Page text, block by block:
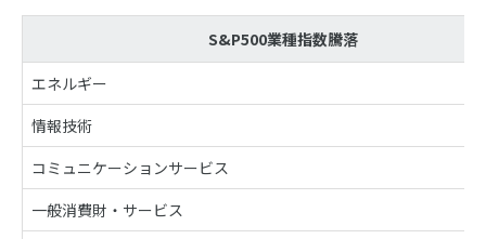
S&P500業種指数騰落
エネルギー
情報技術
コミュニケーションサービス
一般消費財・サービス